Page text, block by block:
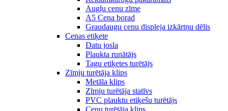
Augļu cenu zīme
A5 Cena borad
Graudaugu cenu displeja izkārtņu dēlis
Cenas etiķete
Datu josla
Plaukta runātājs
Tagu etiķetes turētājs
Zīmju turētāja klips
Metāla klips
Zīmju turētāja statīvs
PVC plauktu etiķešu turētājs
Cenu turētāja klips